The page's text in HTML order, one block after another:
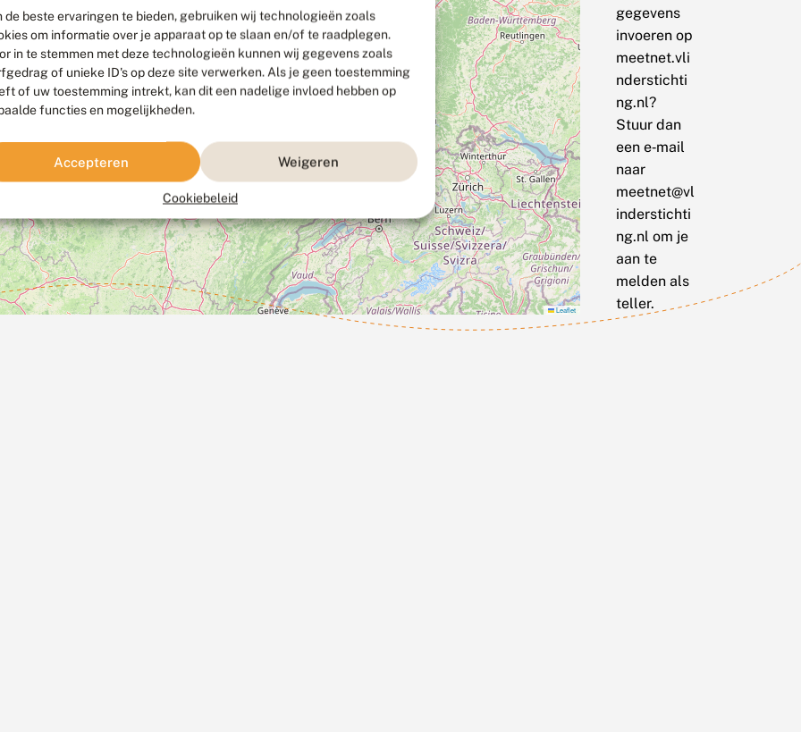
de beste ervaringen te bieden, gebruiken wij technologieën zoals
om informatie over je apparaat op te slaan en/of te raadplegen.
in te stemmen met deze technologieën kunnen wij gegevens zoals
of unieke ID's op deze site verwerken. Als je geen toestemming
of uw toestemming intrekt, kan dit een nadelige invloed hebben op
functies en mogelijkheden.
Accepteren Weigeren
Cookiebeleid
Leaflet
gegevens
invoeren op
meetnet.vli
nderstichti
ng.nl?
Stuur dan
een e‑mail
naar
meetnet@vl
inderstichti
ng.nl om je
aan te
melden als
teller.